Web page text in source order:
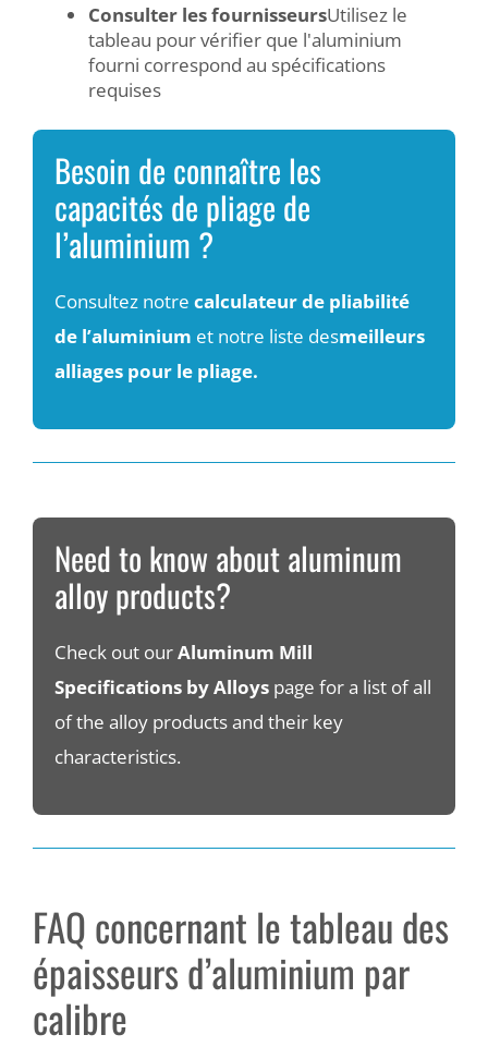
Consulter les fournisseursUtilisez le
tableau pour vérifier que l'aluminium
fourni correspond au spécifications
requises
Besoin de connaître les
capacités de pliage de
l’aluminium ?
Consultez notre calculateur de pliabilité
de l’aluminium et notre liste desmeilleurs
alliages pour le pliage.
Need to know about aluminum
alloy products?
Check out ourAluminum Mill
Specifications by Alloys page for a list of all
of the alloy products and their key
characteristics.
FAQ concernant le tableau des
épaisseurs d’aluminium par
calibre